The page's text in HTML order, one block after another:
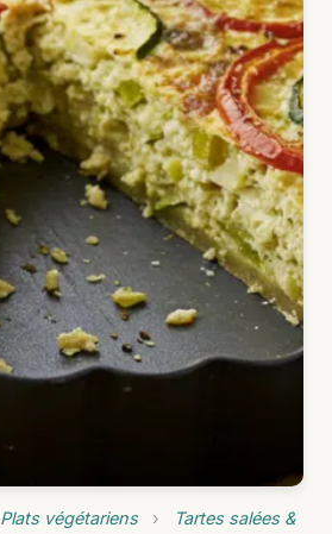
Plats végétariens ›
Tartes salées &